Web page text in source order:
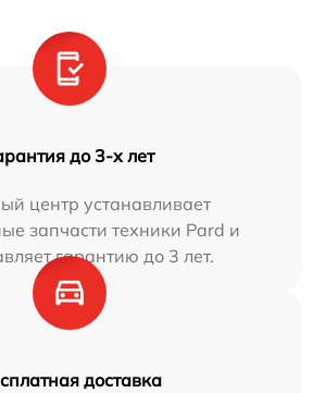
до 3-х лет
центр устанавливает
запчасти техники Pard и
гарантию до 3 лет.
доставка